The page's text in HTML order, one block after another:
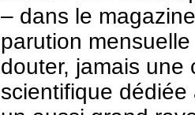
– dans le
parution
douter, jamais une
scientifique dédiée